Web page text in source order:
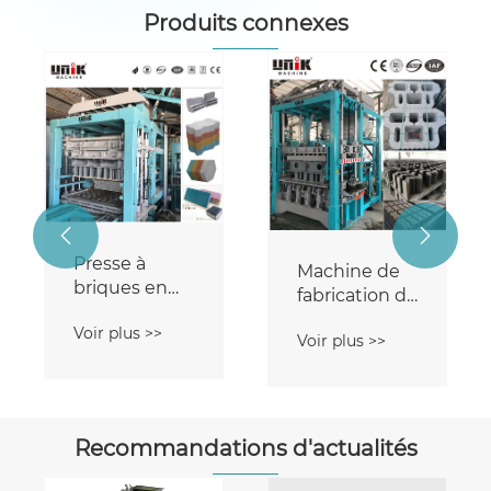
Produits connexes
Presse à
briques en
Voir plus >>
Machine de
fabrication de
Voir plus >>
 
Recommandations d'actualités